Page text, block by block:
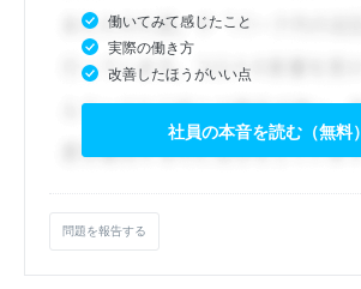
働いてみて感じたこと
実際の働き方
改善したほうがいい点
社員の本音を読む（無料）
問題を報告する